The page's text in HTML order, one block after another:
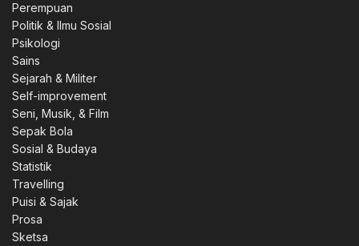
Perempuan
Politik & Ilmu Sosial
Psikologi
Sains
Sejarah & Militer
Self-improvement
Seni, Musik, & Film
Sepak Bola
Sosial & Budaya
Statistik
Travelling
Puisi & Sajak
Prosa
Sketsa